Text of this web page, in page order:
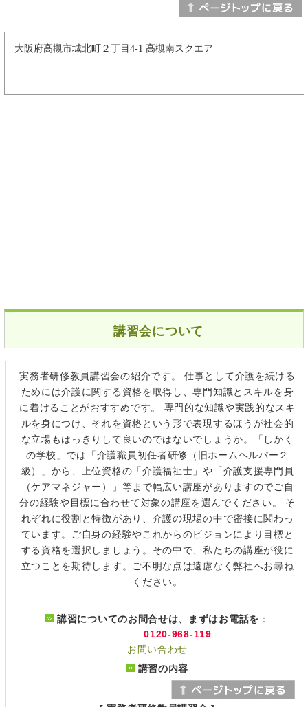
大阪府高槻市城北町２丁目4-1 高槻南スクエア
講習会について
実務者研修教員講習会の紹介です。 仕事として介護を続ける
ためには介護に関する資格を取得し、専門知識とスキルを身
に着けることがおすすめです。 専門的な知識や実践的なスキ
ルを身につけ、それを資格という形で表現するほうが社会的
な立場もはっきりして良いのではないでしょうか。「しかく
の学校」では「介護職員初任者研修（旧ホームヘルパー２
級）」から、上位資格の「介護福祉士」や「介護支援専門員
（ケアマネジャー）」等まで幅広い講座がありますのでご自
分の経験や目標に合わせて対象の講座を選んでください。 そ
れぞれに役割と特徴があり、介護の現場の中で密接に関わっ
ています。ご自身の経験やこれからのビジョンにより目標と
する資格を選択しましょう。その中で、私たちの講座が役に
立つことを期待します。ご不明な点は遠慮なく弊社へお尋ね
ください。
講習についてのお問合せは、まずはお電話を ：
0120-968-119
お問い合わせ
講習の内容